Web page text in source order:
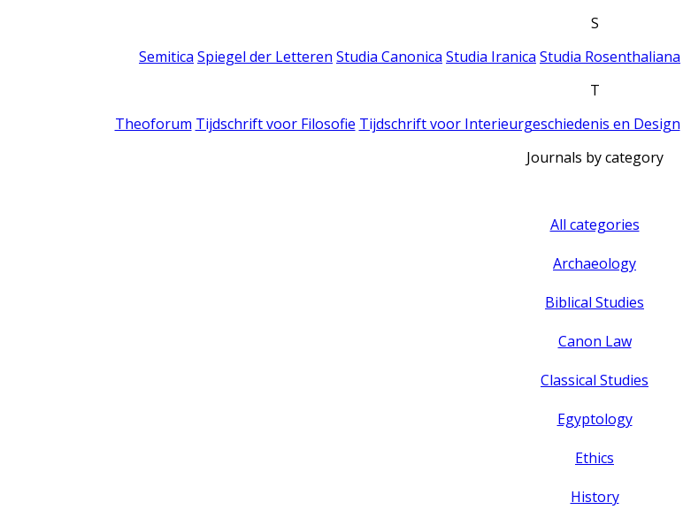
S
Semitica Spiegel der Letteren Studia Canonica Studia Iranica Studia Rosenthaliana
T
Theoforum Tijdschrift voor Filosofie Tijdschrift voor Interieurgeschiedenis en Design
Journals by category
All categories
Archaeology
Biblical Studies
Canon Law
Classical Studies
Egyptology
Ethics
History